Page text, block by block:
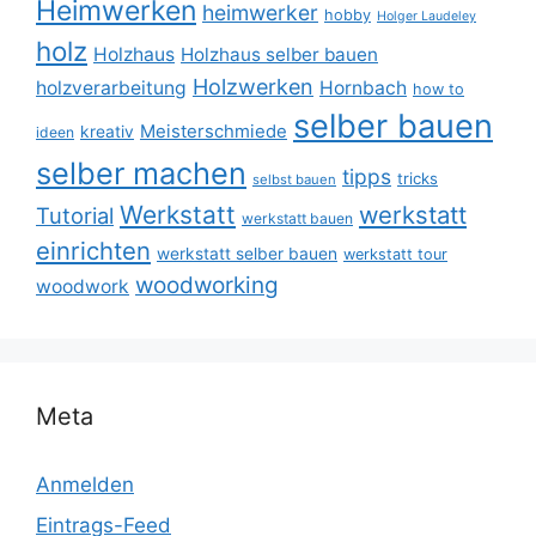
Heimwerken heimwerker hobby Holger Laudeley
holz Holzhaus Holzhaus selber bauen
holzverarbeitung Holzwerken Hornbach how to
ideen kreativ Meisterschmiede selber bauen
selber machen selbst bauen tipps tricks
Tutorial Werkstatt werkstatt bauen werkstatt
einrichten werkstatt selber bauen werkstatt tour
woodwork woodworking
Meta
Anmelden
Eintrags-Feed